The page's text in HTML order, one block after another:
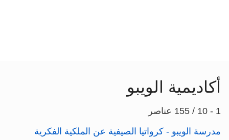
أكاديمية الويبو
1 - 10 / 155 عناصر
مدرسة الويبو - كرواتيا الصيفية عن الملكية الفكرية